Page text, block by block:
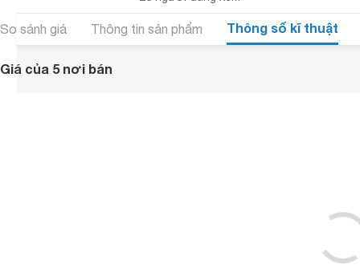
So sánh giá Thông tin sản phẩm Thông số kĩ thuật
Giá của 5 nơi bán